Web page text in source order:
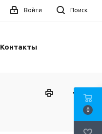
Поиск
Войти
Контакты
0